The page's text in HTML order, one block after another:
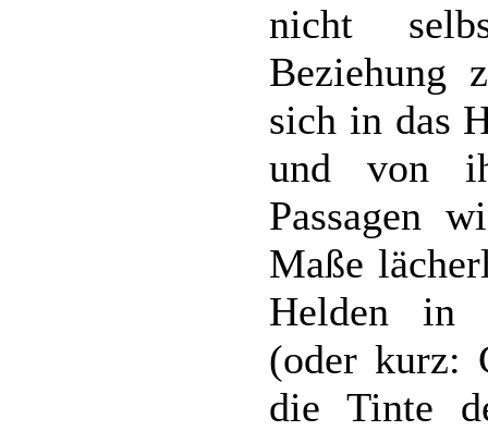
nicht
Beziehung
sich in das
und von
Passagen
Maße
Helden in
(oder kurz:
die Tinte